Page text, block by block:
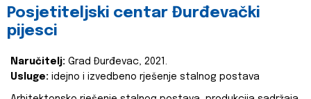
Posjetiteljski centar Đurđevački
pijesci
Naručitelj: Grad Đurđevac, 2021.
Usluge: idejno i izvedbeno rješenje stalnog postava